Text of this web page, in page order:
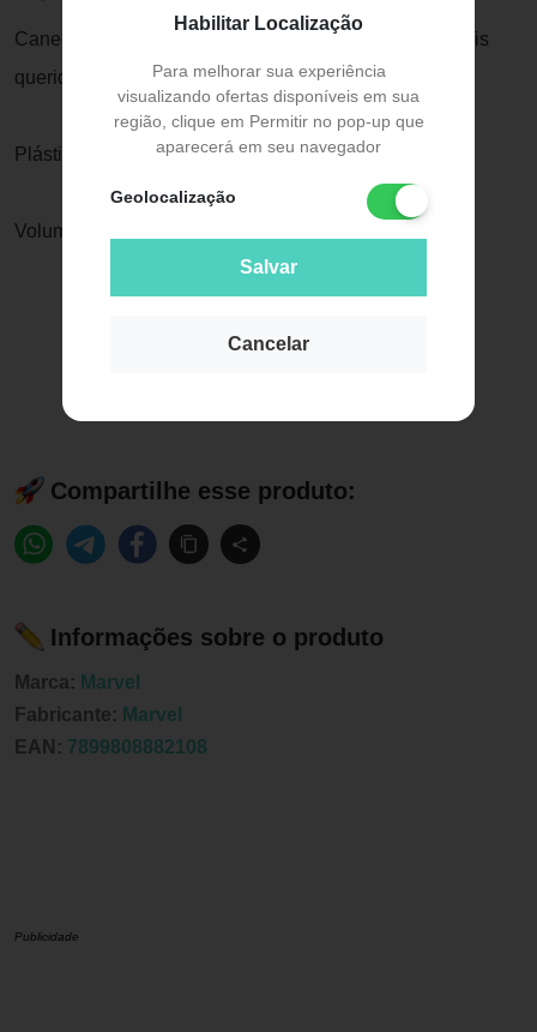
Habilitar Localização
Para melhorar sua experiência
visualizando ofertas disponíveis em sua
região, clique em Permitir no pop-up que
aparecerá em seu navegador
Geolocalização
Salvar
Cancelar
Caneca com o corpo decorado com o personagem mais
querido da criançada.
Plástico.
Volumetria: 360 ml. 11 x 8,7 x 10,2 cm
Compartilhe esse produto:
Informações sobre o produto
Marca: Marvel
Fabricante: Marvel
EAN: 7899808882108
Publicidade